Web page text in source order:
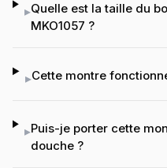
▸Quelle est la taille du
MKO1057 ?
▸Cette montre
▸Puis-je porter cette
douche ?